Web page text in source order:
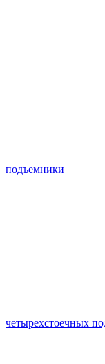
подъемники
четырехстоечных